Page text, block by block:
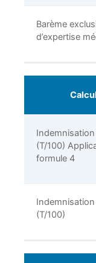
Barème
d’expertise
(T/100)
formule 4
(T/100)